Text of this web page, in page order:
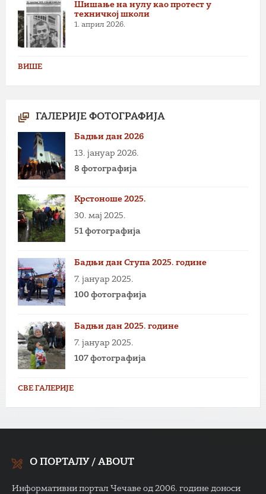
Шишање на нулу као протест у
техничкој школи
1. април 2026.
ВИШЕ
ГАЛЕРИЈЕ ФОТОГРАФИЈА
Бадњи дан 2026
13. јануар 2026.
8 фотографија
Крстоноше 2025.
30. мај 2025.
51 фотографија
Бадњи дан Ступа 2025. године
7. јануар 2025.
100 фотографија
Бадњи дан 2025. године
7. јануар 2025.
107 фотографија
СВЕ ГАЛЕРИЈЕ
О ПОРТАЛУ / ABOUT
Информативни портал Чечаве од 2006. године доноси